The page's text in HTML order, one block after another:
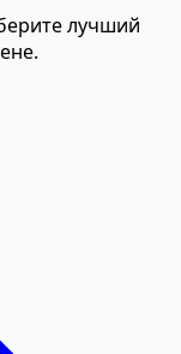
лучший